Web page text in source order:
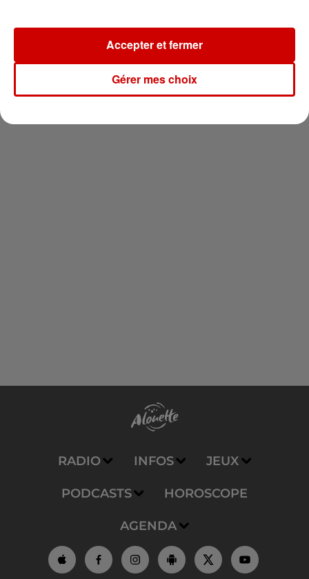
Newsletter
RADIO INFOS JEUX
PODCASTS HOROSCOPE
AGENDA
Gérer mes choix
Accepter et fermer